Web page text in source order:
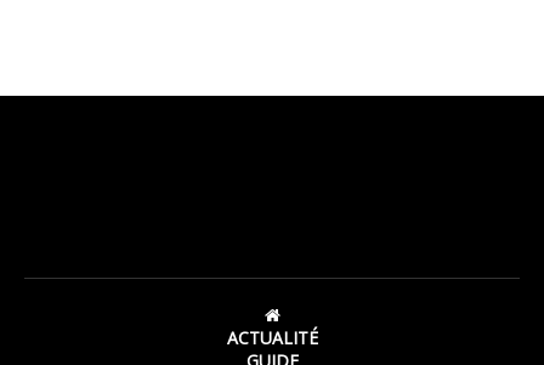
ACTUALITÉ
GUIDE